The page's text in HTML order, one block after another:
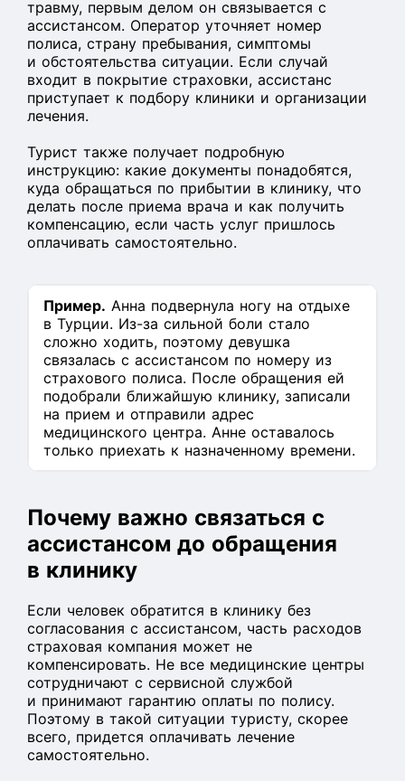
травму, первым делом он связывается с
ассистансом. Оператор уточняет номер
полиса, страну пребывания, симптомы
и обстоятельства ситуации. Если случай
входит в покрытие страховки, ассистанс
приступает к подбору клиники и организации
лечения.
Турист также получает подробную
инструкцию: какие документы понадобятся,
куда обращаться по прибытии в клинику, что
делать после приема врача и как получить
компенсацию, если часть услуг пришлось
оплачивать самостоятельно.
Пример. Анна подвернула ногу на отдыхе
в Турции. Из-за сильной боли стало
сложно ходить, поэтому девушка
связалась с ассистансом по номеру из
страхового полиса. После обращения ей
подобрали ближайшую клинику, записали
на прием и отправили адрес
медицинского центра. Анне оставалось
только приехать к назначенному времени.
Почему важно связаться с
ассистансом до обращения
в клинику
Если человек обратится в клинику без
согласования с ассистансом, часть расходов
страховая компания может не
компенсировать. Не все медицинские центры
сотрудничают с сервисной службой
и принимают гарантию оплаты по полису.
Поэтому в такой ситуации туристу, скорее
всего, придется оплачивать лечение
самостоятельно.